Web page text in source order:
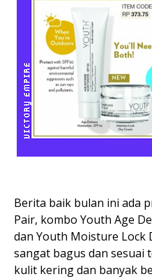
Berita baik bulan ini ada
Pair, kombo Youth Age
dan Youth Moisture Lock
sangat bagus dan sesuai
kulit kering dan banyak